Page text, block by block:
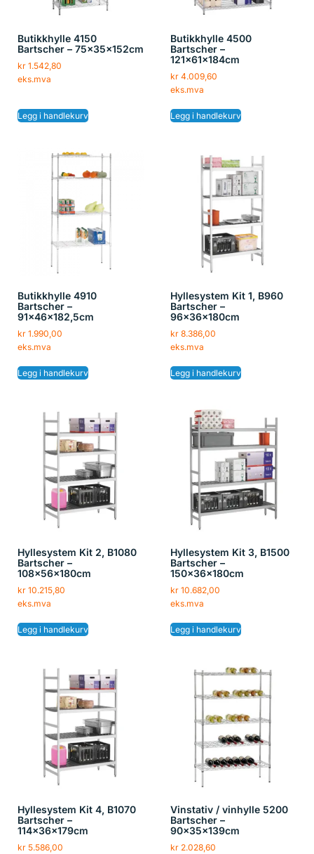
Butikkhylle 4150
Bartscher – 75x35x152cm
kr 1.542,80
eks.mva
Legg i handlekurv
Butikkhylle 4500
Bartscher –
121x61x184cm
kr4.009,60
eks.mva
Legg i handlekurv
Butikkhylle 4910
Bartscher –
91x46x182,5cm
kr 1.990,00
eks.mva
Legg i handlekurv
Hyllesystem Kit 1, B960
Bartscher –
96x36x180cm
kr8.386,00
eks.mva
Legg i handlekurv
Hyllesystem Kit 2, B1080
Bartscher –
108x56x180cm
kr 10.215,80
eks.mva
Legg i handlekurv
Hyllesystem Kit 3, B1500
Bartscher –
150x36x180cm
kr10.682,00
eks.mva
Legg i handlekurv
Hyllesystem Kit 4, B1070
Bartscher –
114x36x179cm
kr 5.586,00
Vinstativ / vinhylle 5200
Bartscher –
90x35x139cm
kr2.028,60